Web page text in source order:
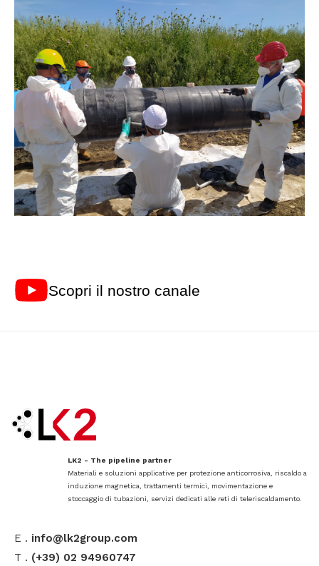
Scopri il nostro canale
LK2 - The pipeline partner
Materiali e soluzioni applicative per protezione anticorrosiva, riscaldo a
induzione magnetica, trattamenti termici, movimentazione e
stoccaggio di tubazioni, servizi dedicati alle reti di teleriscaldamento.
E . info@lk2group.com
T . (+39) 02 94960747